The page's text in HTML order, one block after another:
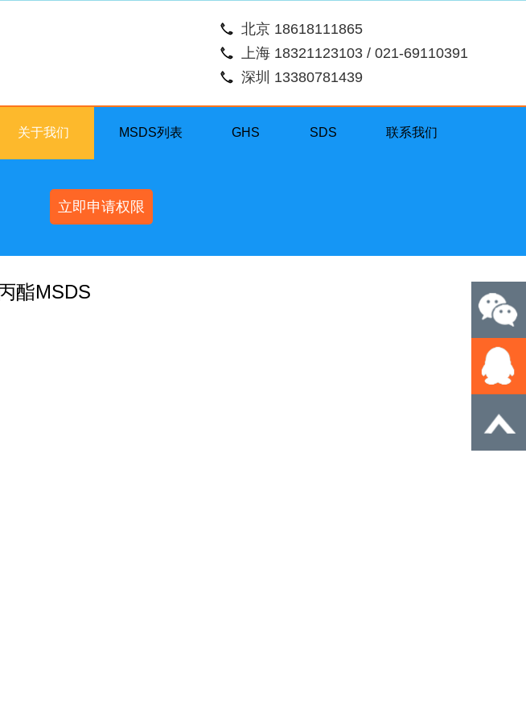
北京 18618111865
上海 18321123103 / 021-69110391
深圳 13380781439
关于我们 MSDS列表 GHS SDS 联系我们
立即申请权限
酯MSDS